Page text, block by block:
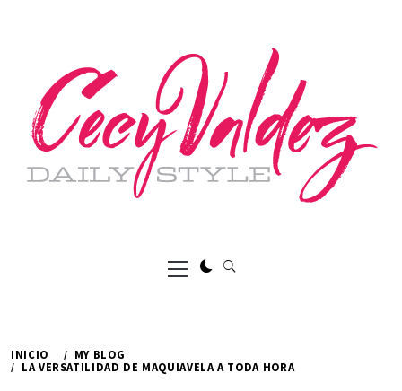
Menú
principal
INICIO
MY BLOG
LA VERSATILIDAD DE MAQUIAVELA A TODA HORA